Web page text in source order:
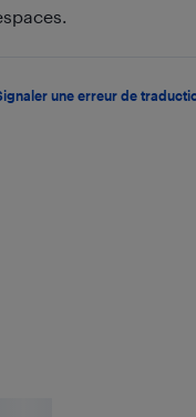
une erreur de